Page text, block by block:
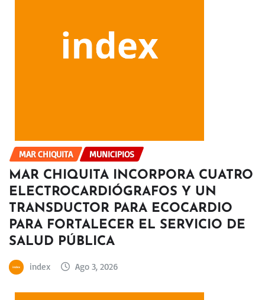
MAR CHIQUITA MUNICIPIOS
MAR CHIQUITA INCORPORA CUATRO
ELECTROCARDIÓGRAFOS Y UN
TRANSDUCTOR PARA ECOCARDIO
PARA FORTALECER EL SERVICIO DE
SALUD PÚBLICA
index Ago 3, 2026